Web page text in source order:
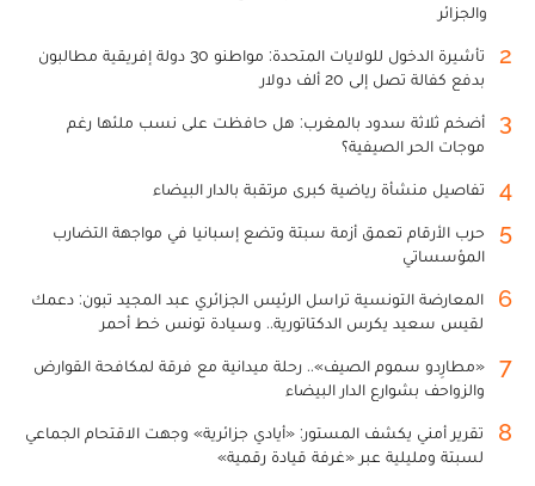
والجزائر
2
تأشيرة الدخول للولايات المتحدة: مواطنو 30 دولة إفريقية مطالبون
بدفع كفالة تصل إلى 20 ألف دولار
3
أضخم ثلاثة سدود بالمغرب: هل حافظت على نسب ملئها رغم
موجات الحر الصيفية؟
4 تفاصيل منشأة رياضية كبرى مرتقبة بالدار البيضاء
5
حرب الأرقام تعمق أزمة سبتة وتضع إسبانيا في مواجهة التضارب
المؤسساتي
6
المعارضة التونسية تراسل الرئيس الجزائري عبد المجيد تبون: دعمك
لقيس سعيد يكرس الدكتاتورية.. وسيادة تونس خط أحمر
7
«مطارِدو سموم الصيف».. رحلة ميدانية مع فرقة لمكافحة القوارض
والزواحف بشوارع الدار البيضاء
8
تقرير أمني يكشف المستور: «أيادي جزائرية» وجهت الاقتحام الجماعي
لسبتة ومليلية عبر «غرفة قيادة رقمية»